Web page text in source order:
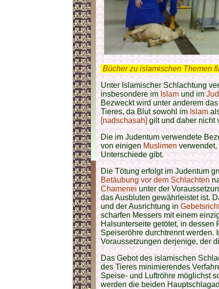
Bücher zu islamischen Themen
Unter Islamischer Schlachtung
insbesondere imIslamund im
Bezweckt wird unter anderem
Tieres, da Blut sowohl imIslam
[nadschasah]gilt und daher nicht
Die im Judentum verwendete
von einigenMuslimenverwendet,
Unterschiede gibt.
Die Tötung erfolgt im Judentum
Betäubung vor dem Schlachten
Chameneiunter der
das Ausbluten gewährleistet ist.
und der Ausrichtung in
scharfen Messers mit einem
Halsunterseite getötet, in dessen
Speiseröhre durchtrennt werden.
Voraussetzungen derjenige, der
Das Gebot des islamischen
des Tieres minimierendes
Speise- und Luftröhre möglichst
werden die beiden